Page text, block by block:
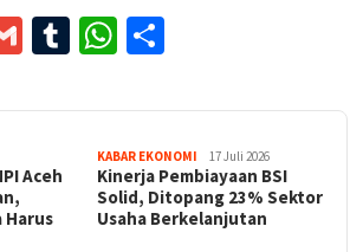
GmailTumblrWhatsApp
Aceh
Harus
KABAR EKONOMI 17 Juli 2026
Kinerja Pembiayaan BSI
Solid, Ditopang 23% Sektor
Usaha Berkelanjutan